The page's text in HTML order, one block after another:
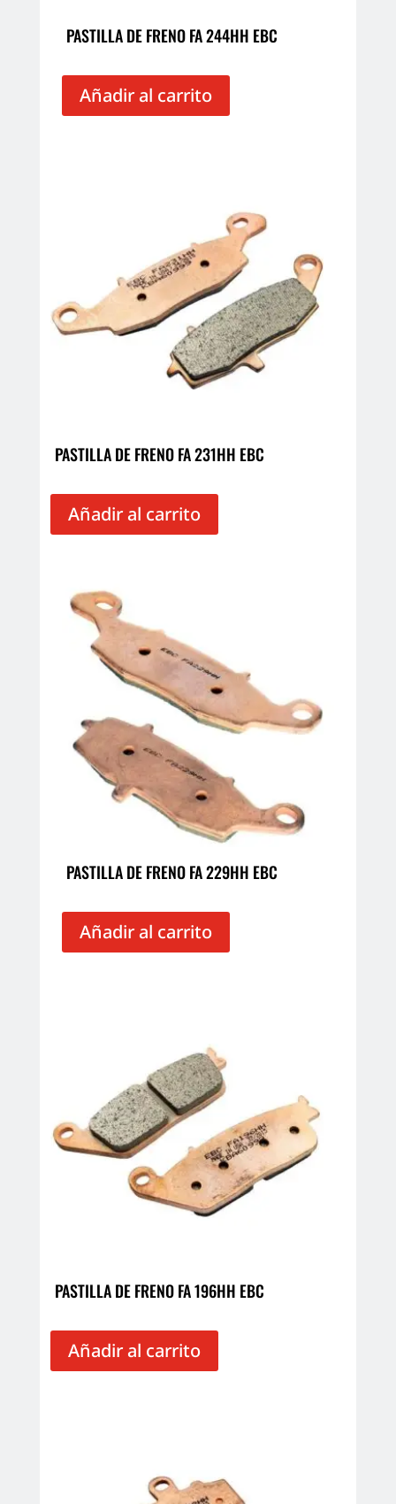
PASTILLA DE FRENO FA 244HH EBC
Añadir al carrito
PASTILLA DE FRENO FA 231HH EBC
Añadir al carrito
PASTILLA DE FRENO FA 229HH EBC
Añadir al carrito
PASTILLA DE FRENO FA 196HH EBC
Añadir al carrito